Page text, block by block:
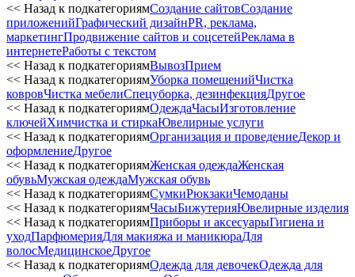
<< Назад к подкатегориямСоздание сайтовСоздание
приложенийГрафический дизайнPR, реклама,
маркетингПродвижение сайтов и соцсетейРеклама в
интернетеРаботы с текстом
<< Назад к подкатегориямВывозПрием
<< Назад к подкатегориямУборка помещенийЧистка
ковровЧистка мебелиСпецуборка, дезинфекцияДругое
<< Назад к подкатегориямОдеждаЧасыИзготовление
ключейХимчистка и стиркаЮвелирные услуги
<< Назад к подкатегориямОрганизация и проведениеДекор и
оформлениеДругое
<< Назад к подкатегориямЖенская одеждаЖенская
обувьМужская одеждаМужская обувь
<< Назад к подкатегориямСумкиРюкзакиЧемоданы
<< Назад к подкатегориямЧасыБижутерияЮвелирные изделия
<< Назад к подкатегориямПриборы и аксесуарыГигиена и
уходПарфюмерияДля макияжа и маникюраДля
волосМедицинскоеДругое
<< Назад к подкатегориямОдежда для девочекОдежда для